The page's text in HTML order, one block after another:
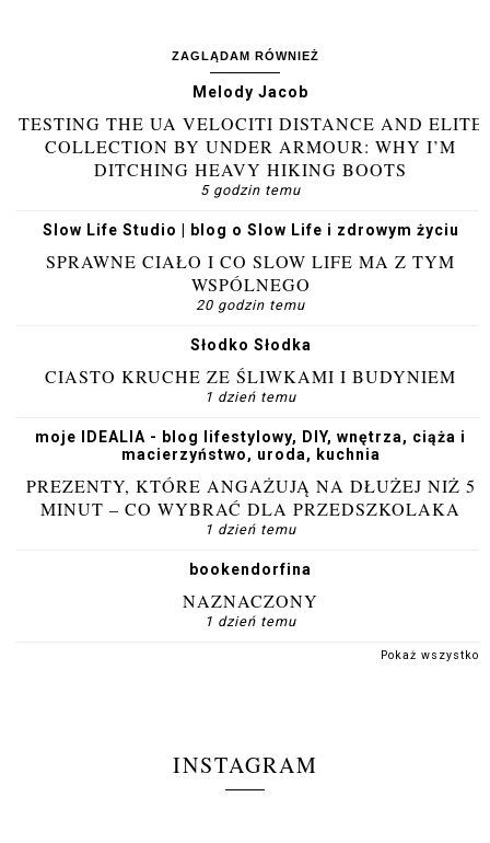
ZAGLĄDAM RÓWNIEŻ
Melody Jacob
TESTING THE UA VELOCITI DISTANCE AND ELITE
COLLECTION BY UNDER ARMOUR: WHY I’M
DITCHING HEAVY HIKING BOOTS
5 godzin temu
Slow Life Studio | blog o Slow Life i zdrowym życiu
SPRAWNE CIAŁO I CO SLOW LIFE MA Z TYM
WSPÓLNEGO
20 godzin temu
Słodko Słodka
CIASTO KRUCHE ZE ŚLIWKAMI I BUDYNIEM
1 dzień temu
moje IDEALIA - blog lifestylowy, DIY, wnętrza, ciąża i
macierzyństwo, uroda, kuchnia
PREZENTY, KTÓRE ANGAŻUJĄ NA DŁUŻEJ NIŻ 5
MINUT – CO WYBRAĆ DLA PRZEDSZKOLAKA
1 dzień temu
bookendorfina
NAZNACZONY
1 dzień temu
Pokaż wszystko
INSTAGRAM